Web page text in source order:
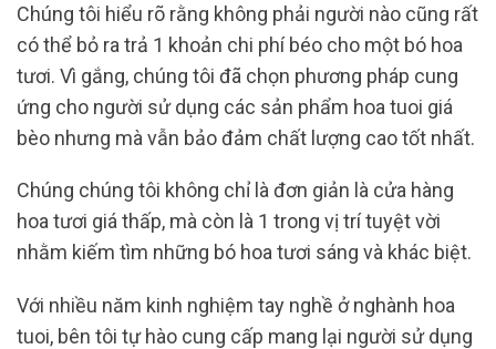
Chúng tôi hiểu rõ rằng không phải người nào cũng rất
có thể bỏ ra trả 1 khoản chi phí béo cho một bó hoa
tươi. Vì gắng, chúng tôi đã chọn phương pháp cung
ứng cho người sử dụng các sản phẩm hoa tuoi giá
bèo nhưng mà vẫn bảo đảm chất lượng cao tốt nhất.
Chúng chúng tôi không chỉ là đơn giản là cửa hàng
hoa tươi giá thấp, mà còn là 1 trong vị trí tuyệt vời
nhằm kiếm tìm những bó hoa tươi sáng và khác biệt.
Với nhiều năm kinh nghiệm tay nghề ở nghành hoa
tuoi, bên tôi tự hào cung cấp mang lại người sử dụng